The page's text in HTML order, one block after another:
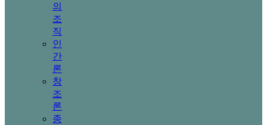
의
조
직
인
간
론
창
조
론
종